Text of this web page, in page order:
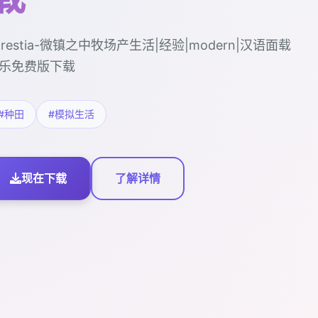
微镇之中牧场产生活|经验|modern|汉语面载
免费版下载
种田 #模拟生活
现在下载 了解详情